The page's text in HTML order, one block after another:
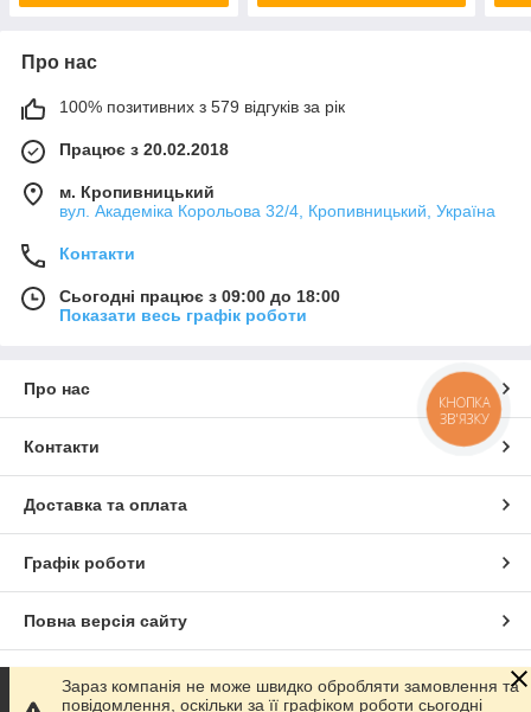
Про нас
100% позитивних з 579 відгуків за рік
Працює з 20.02.2018
м. Кропивницький
вул. Академіка Корольова 32/4, Кропивницький, Україна
Контакти
Сьогодні працює з 09:00 до 18:00
Показати весь графік роботи
Про нас
Контакти
Доставка та оплата
Графік роботи
Повна версія сайту
Сайт створено на маркетплейсіProm.ua
Зараз компанія не може швидко обробляти замовлення та
повідомлення, оскільки за її графіком роботи сьогодні
КНОПКА
ЗВ'ЯЗКУ